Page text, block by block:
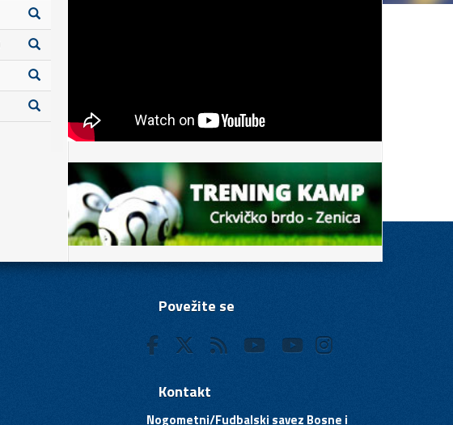
Povežite se
Kontakt
Nogometni/Fudbalski savez Bosne i